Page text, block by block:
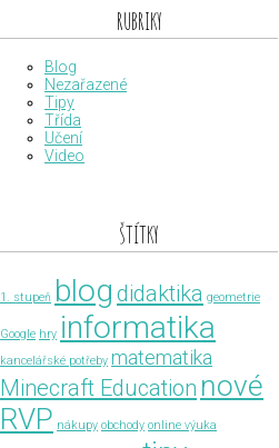
RUBRIKY
Blog
Nezařazené
Tipy
Třída
Učení
Video
ŠTÍTKY
1. stupeň blog didaktika geometrie
Google hry informatika
kancelářské potřeby matematika
Minecraft Education nové
RVP nákupy obchody online výuka